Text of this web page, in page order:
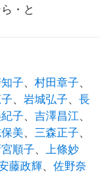
・と
子 村田章子
岩城弘子
長
子 吉澤昌江
美 三森正子
順子
上條妙
藤政輝
佐野奈